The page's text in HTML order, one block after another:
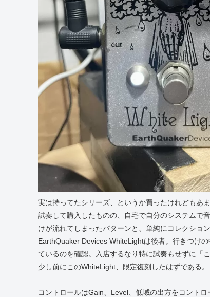
実は持ってたシリーズ、というか買ったけれどもあ
試奏して購入したものの、自宅で自分のシステムで
けが流れてしまったパターンと、単純にコレクショ
EarthQuaker Devices WhiteLightは後者。行きつけ
ているのを確認。入店するなり特に試奏もせずに「
少し前にこのWhiteLight、限定復刻したはずである。
コントロールはGain、Level、低域の出方をコント